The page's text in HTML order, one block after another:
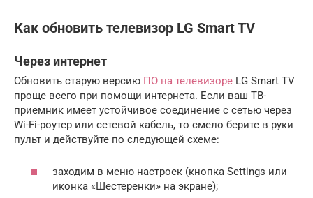
Как обновить телевизор LG Smart TV
Через интернет
Обновить старую версию ПО на телевизоре LG Smart TV
проще всего при помощи интернета. Если ваш ТВ-
приемник имеет устойчивое соединение с сетью через
Wi-Fi-роутер или сетевой кабель, то смело берите в руки
пульт и действуйте по следующей схеме:
заходим в меню настроек (кнопка Settings или
иконка «Шестеренки» на экране);